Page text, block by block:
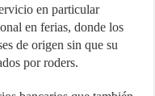
en particular
en ferias, donde los
de origen sin que su
por roders.